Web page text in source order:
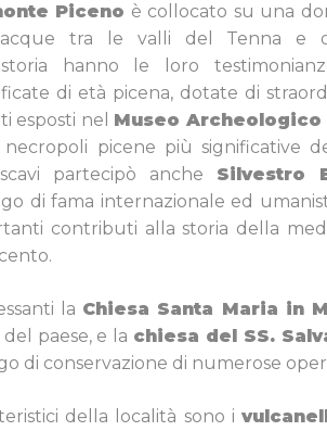
Piceno è collocato su una
tra le valli del Tenna e
hanno le loro
di età picena, dotate di
esposti nel Museo Archeologico
picene più significative
partecipò anche Silvestro
di fama internazionale ed
contributi alla storia della
la Chiesa Santa Maria in
paese, e la chiesa del SS.
di conservazione di numerose
della località sono i